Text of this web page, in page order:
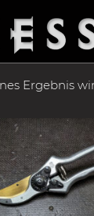
Produkte
Ergebnis